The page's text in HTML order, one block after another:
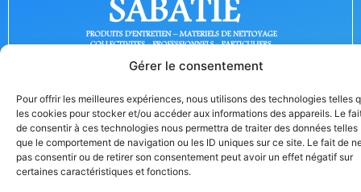
Gérer le consentement
Pour offrir les meilleures expériences, nous utilisons des technologies telles
les cookies pour stocker et/ou accéder aux informations des appareils. Le
de consentir à ces technologies nous permettra de traiter des données telles
que le comportement de navigation ou les ID uniques sur ce site. Le fait de
pas consentir ou de retirer son consentement peut avoir un effet négatif sur
certaines caractéristiques et fonctions.
de nettoyage, depuis 1969, à Albi.
Adresse :
54 rue des Sorbiers, 81000 Albi